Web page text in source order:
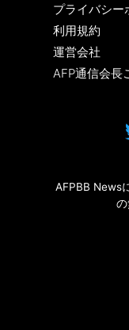
プライバシー
利用規約
運営会社
AFP通信会長
AFPBB News
の